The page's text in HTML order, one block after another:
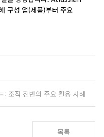
구성 앱(제품)부터 주요
조직 전반의 주요 활용 사례
목록